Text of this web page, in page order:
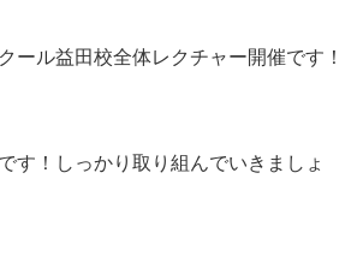
ール益田校全体レクチャー開催です！
す！しっかり取り組んでいきましょ